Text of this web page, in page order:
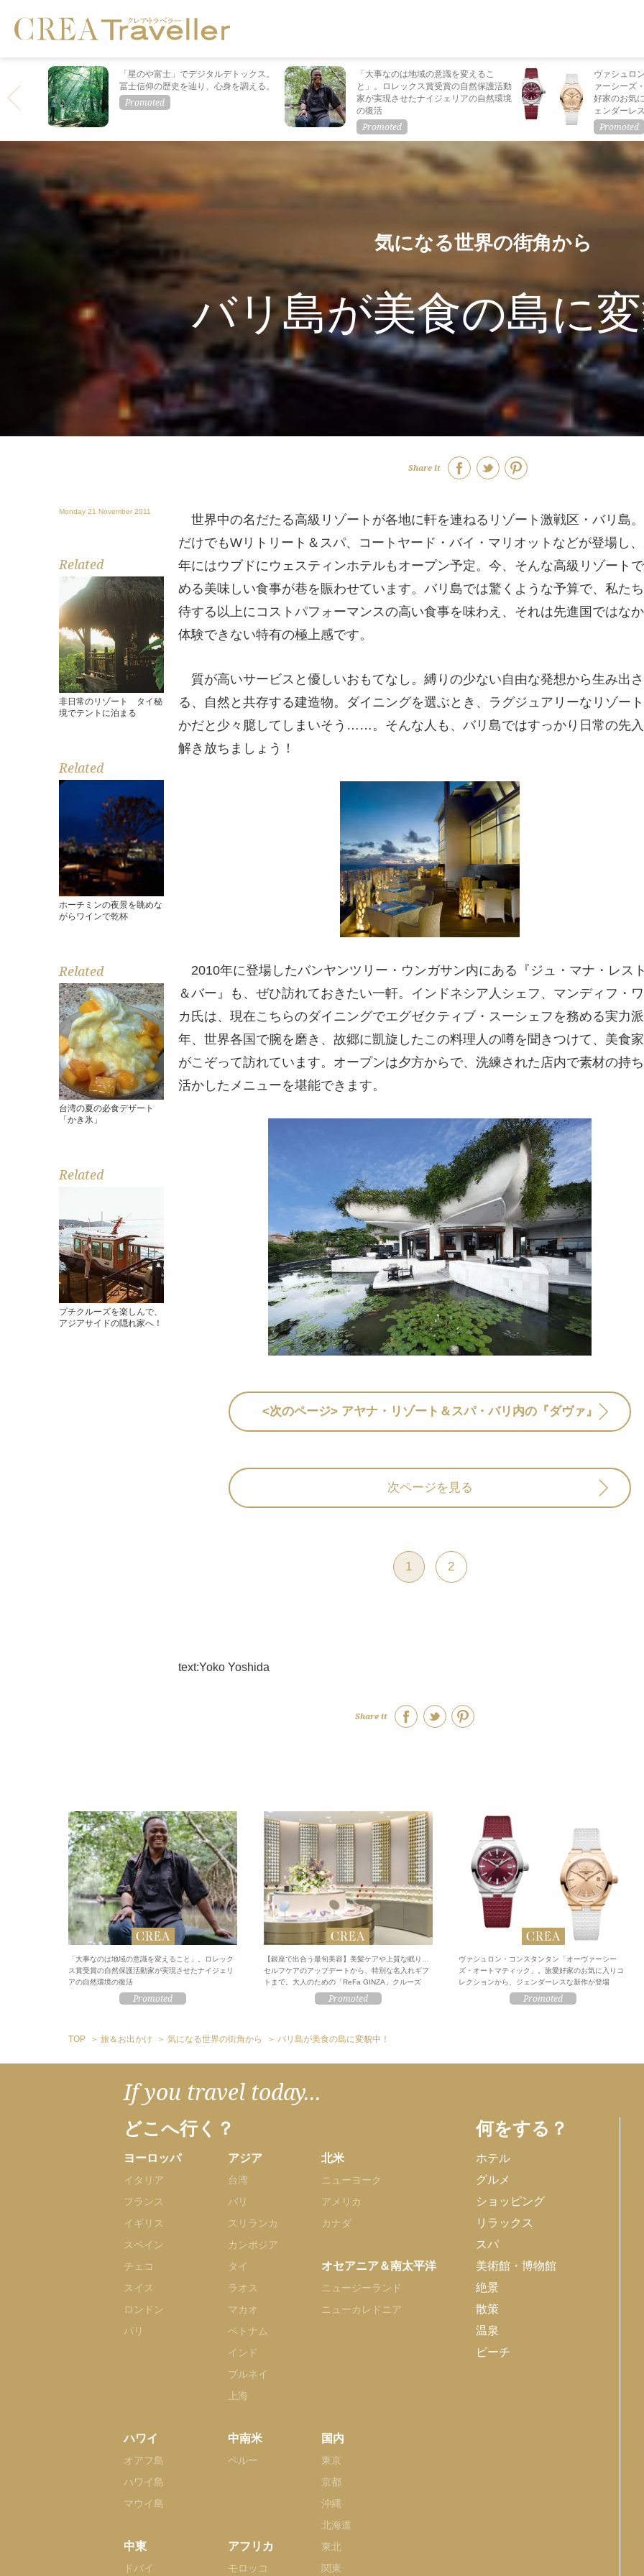
「星のや富士」でデジタルデトックス。
冨士信仰の歴史を辿り、心身を調える。
「大事なのは地域の意識を変えるこ
と」。ロレックス賞受賞の自然保護活動
家が実現させたナイジェリアの自然環境
の復活
ヴァシュロ
ァーシーズ
好家のお気
ェンダーレ
気になる世界の街角から
バリ島が美食の島に変
Share it
Monday 21 November 2011
Related
非日常のリゾート タイ秘
境でテントに泊まる
Related
ホーチミンの夜景を眺めな
がらワインで乾杯
Related
台湾の夏の必食デザート
「かき氷」
Related
プチクルーズを楽しんで、
アジアサイドの隠れ家へ！
世界中の名だたる高級リゾートが各地に軒を連ねるリゾート激戦区・バリ島
だけでもWリトリート＆スパ、コートヤード・バイ・マリオットなどが登場し
年にはウブドにウェスティンホテルもオープン予定。今、そんな高級リゾート
める美味しい食事が巷を賑わせています。バリ島では驚くような予算で、私た
待する以上にコストパフォーマンスの高い食事を味わえ、それは先進国ではな
体験できない特有の極上感です。
質が高いサービスと優しいおもてなし。縛りの少ない自由な発想から生み出
る、自然と共存する建造物。ダイニングを選ぶとき、ラグジュアリーなリゾー
かだと少々臆してしまいそう……。そんな人も、バリ島ではすっかり日常の先
解き放ちましょう！
2010年に登場したバンヤンツリー・ウンガサン内にある『ジュ・マナ・レス
＆バー』も、ぜひ訪れておきたい一軒。インドネシア人シェフ、マンディフ・
カ氏は、現在こちらのダイニングでエグゼクティブ・スーシェフを務める実力
年、世界各国で腕を磨き、故郷に凱旋したこの料理人の噂を聞きつけて、美食
がこぞって訪れています。オープンは夕方からで、洗練された店内で素材の持
活かしたメニューを堪能できます。
<次のページ> アヤナ・リゾート＆スパ・バリ内の『ダヴァ』
次ページを見る
1 2
text:Yoko Yoshida
Share it
「大事なのは地域の意識を変えること」。ロレック
ス賞受賞の自然保護活動家が実現させたナイジェリ
アの自然環境の復活
【銀座で出合う最旬美容】美髪ケアや上質な眠り…
セルフケアのアップデートから、特別な名入れギフ
トまで。大人のための「ReFa GINZA」クルーズ
ヴァシュロン・コンスタンタン「オーヴァーシー
ズ・オートマティック」。旅愛好家のお気に入りコ
レクションから、ジェンダーレスな新作が登場
TOP 旅＆お出かけ 気になる世界の街角から バリ島が美食の島に変貌中！
If you travel today...
どこへ行く？
ヨーロッパ
イタリア
フランス
イギリス
スペイン
チェコ
スイス
ロンドン
パリ
ハワイ
オアフ島
ハワイ島
マウイ島
中東
ドバイ
アジア
台湾
バリ
スリランカ
カンボジア
タイ
ラオス
マカオ
ベトナム
インド
ブルネイ
上海
中南米
ペルー
アフリカ
モロッコ
北米
ニューヨーク
アメリカ
カナダ
オセアニア＆南太平洋
ニュージーランド
ニューカレドニア
国内
東京
京都
沖縄
北海道
東北
関東
何をする？
ホテル
グルメ
ショッピング
リラックス
スパ
美術館・博物館
絶景
散策
温泉
ビーチ